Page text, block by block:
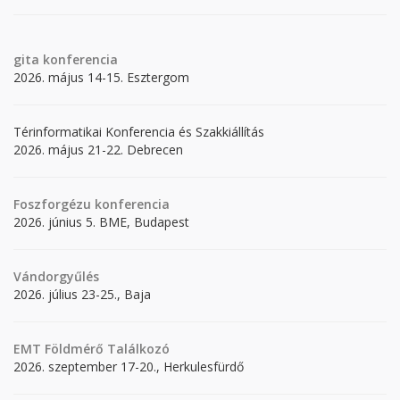
gita konferencia
2026. május 14-15. Esztergom
Térinformatikai Konferencia és Szakkiállítás
2026. május 21-22. Debrecen
Foszforgézu konferencia
2026. június 5. BME, Budapest
Vándorgyűlés
2026. július 23-25., Baja
EMT Földmérő Találkozó
2026. szeptember 17-20., Herkulesfürdő